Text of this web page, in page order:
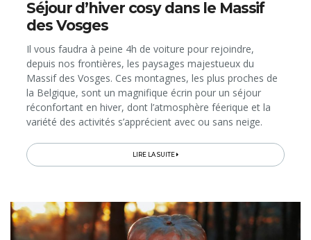
Séjour d’hiver cosy dans le Massif
des Vosges
Il vous faudra à peine 4h de voiture pour rejoindre,
depuis nos frontières, les paysages majestueux du
Massif des Vosges. Ces montagnes, les plus proches de
la Belgique, sont un magnifique écrin pour un séjour
réconfortant en hiver, dont l’atmosphère féerique et la
variété des activités s’apprécient avec ou sans neige.
propose...
LIRE LA SUITE